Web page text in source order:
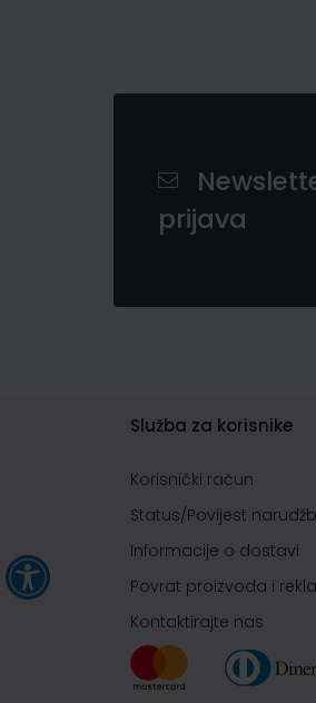
prijava
Služba za korisnike
Korisnički račun
Status/Povijest
Informacije o dostavi
Povrat proizvoda i
Kontaktirajte nas